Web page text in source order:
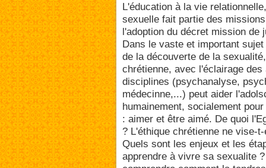
L'éducation à la vie
sexuelle fait partie des
l'adoption du décret mission de
Dans le vaste et important
de la découverte de la
chrétienne, avec l'éclairage des
disciplines (psychanalyse,
médecinne,...) peut aider
humainement, socialement
: aimer et être aimé. De quoi
? L'éthique chrétienne ne vise-
Quels sont les enjeux et les
apprendre à vivre sa sexualite